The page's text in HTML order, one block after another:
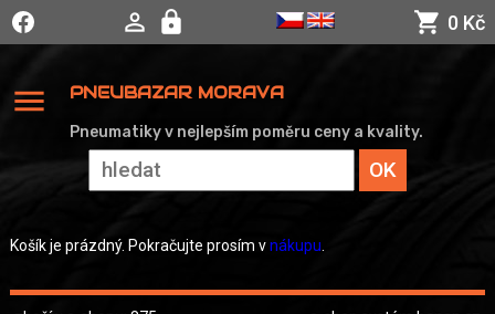
0 Kč
menu PNEUBAZAR MORAVA
Pneumatiky v nejlepším poměru ceny a kvality.
Košík je prázdný. Pokračujte prosím vnákupu